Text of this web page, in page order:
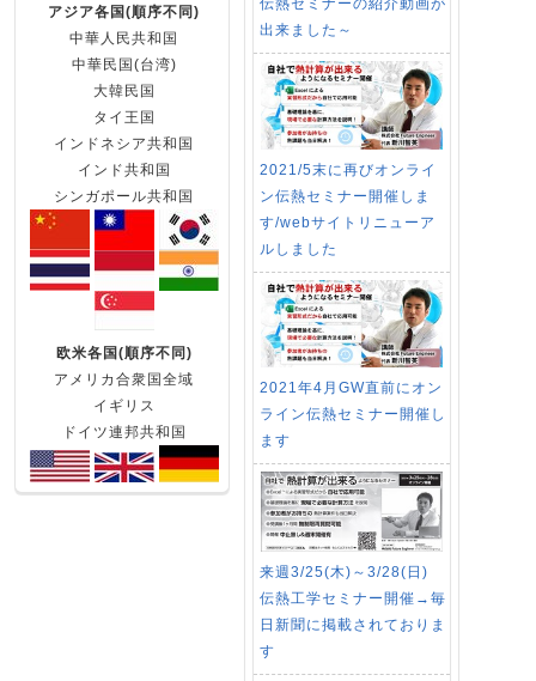
伝熱セミナーの紹介動画が
出来ました～
2021/5末に再びオンライ
ン伝熱セミナー開催しま
す/webサイトリニューア
ルしました
2021年4月GW直前にオン
ライン伝熱セミナー開催し
ます
来週3/25(木)～3/28(日)
伝熱工学セミナー開催→毎
日新聞に掲載されておりま
す
アジア各国(順序不同)
中華人民共和国
中華民国(台湾)
大韓民国
タイ王国
インドネシア共和国
インド共和国
シンガポール共和国
欧米各国(順序不同)
アメリカ合衆国全域
イギリス
ドイツ連邦共和国